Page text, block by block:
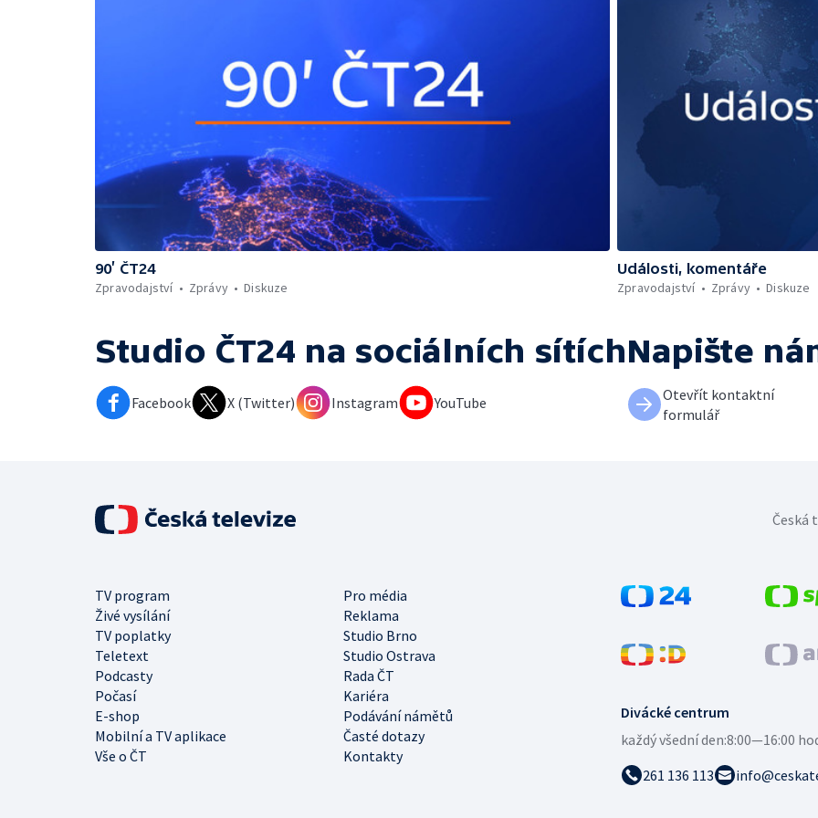
90’ ČT24
Zpravodajství
Zprávy Diskuze
Události, komentáře
Zpravodajství
Zprávy Diskuze
Studio ČT24 na sociálních sítích
Facebook X (Twitter) Instagram YouTube
Napište
Otevřít kontaktní
formulář
Divácké centrum
každý všední den:8:00—16:00
261 136 113
TV program
Pro média
Živé vysílání
Reklama
TV poplatky
Studio Brno
Teletext
Studio Ostrava
Podcasty
Rada ČT
Počasí
Kariéra
E-shop
Podávání námětů
Mobilní a TV aplikace
Časté dotazy
Vše o ČT
Kontakty
Česká